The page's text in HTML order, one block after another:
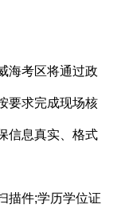
海考区将通过政
要求完成现场核
信息真实、格式
描件;学历学位证